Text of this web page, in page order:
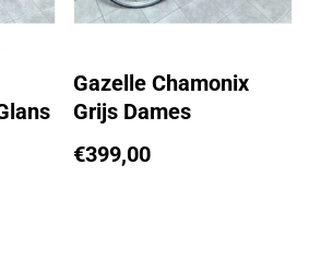
Gazelle Chamonix
Grijs Dames
€399,00